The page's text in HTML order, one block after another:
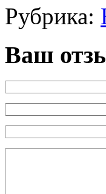
Рубрика:
Ваш